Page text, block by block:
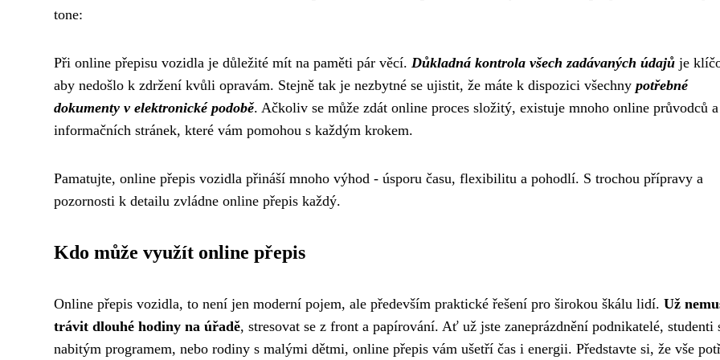
tone:
Při online přepisu vozidla je důležité mít na paměti pár věcí. Důkladná kontrola všech zadávaných údajů je
aby nedošlo k zdržení kvůli opravám. Stejně tak je nezbytné se ujistit, že máte k dispozici všechny potřebné
dokumenty v elektronické podobě. Ačkoliv se může zdát online proces složitý, existuje mnoho online průvodců a
informačních stránek, které vám pomohou s každým krokem.
Pamatujte, online přepis vozidla přináší mnoho výhod - úsporu času, flexibilitu a pohodlí. S trochou přípravy a
pozornosti k detailu zvládne online přepis každý.
Kdo může využít online přepis
Online přepis vozidla, to není jen moderní pojem, ale především praktické řešení pro širokou škálu lidí. Už
trávit dlouhé hodiny na úřadě, stresovat se z front a papírování. Ať už jste zaneprázdnění podnikatelé, studenti
nabitým programem, nebo rodiny s malými dětmi, online přepis vám ušetří čas i energii. Představte si, že vše